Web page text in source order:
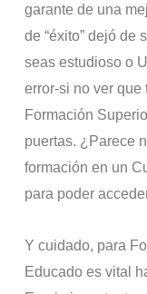
garante de una
de “éxito” dejó de
seas estudioso o
error-si no ver
Formación
puertas. ¿Parece
formación en un
para poder
Y cuidado, para
Educado es vital